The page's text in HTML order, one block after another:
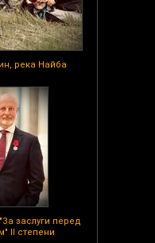
река Найба
заслуги перед
II степени